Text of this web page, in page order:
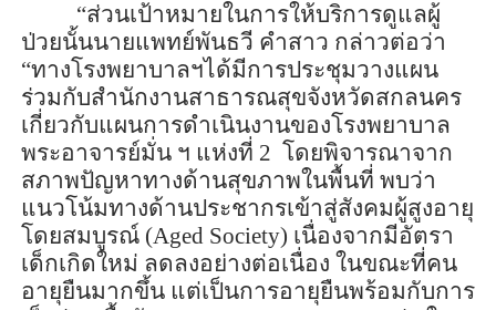
“ส่วนเป้าหมายในการให้บริการดูแลผู้
ป่วยนั้นนายแพทย์พันธวี คำสาว กล่าวต่อว่า
“ทางโรงพยาบาลฯได้มีการประชุมวางแผน
ร่วมกับสำนักงานสาธารณสุขจังหวัดสกลนคร
เกี่ยวกับแผนการดำเนินงานของโรงพยาบาล
พระอาจารย์มั่น ฯ แห่งที่ 2 โดยพิจารณาจาก
สภาพปัญหาทางด้านสุขภาพในพื้นที่ พบว่า
แนวโน้มทางด้านประชากรเข้าสู่สังคมผู้สูงอายุ
โดยสมบูรณ์ (Aged Society) เนื่องจากมีอัตรา
เด็กเกิดใหม่ ลดลงอย่างต่อเนื่อง ในขณะที่คน
อายุยืนมากขึ้น แต่เป็นการอายุยืนพร้อมกับการ